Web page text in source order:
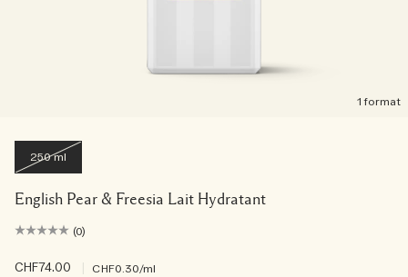
1 format
250 ml
English Pear & Freesia Lait Hydratant
(0)
CHF74.00 CHF0.30/ml